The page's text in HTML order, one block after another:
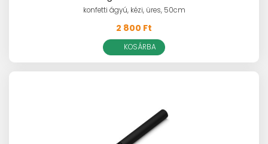
konfetti ágyú, kézi, üres, 50cm
2 800 Ft
KOSÁRBA